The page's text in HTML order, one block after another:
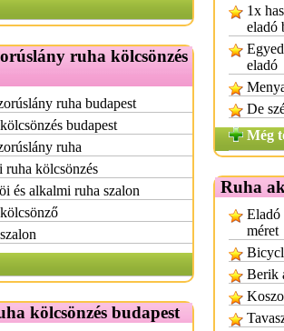
ruha kölcsönzés
ruha budapest
budapest
ruha
ruha kölcsönzés
és alkalmi ruha szalon
kölcsönzés budapest
1x
eladó
eladó
De
Még
Ruha
Eladó
méret
Berik